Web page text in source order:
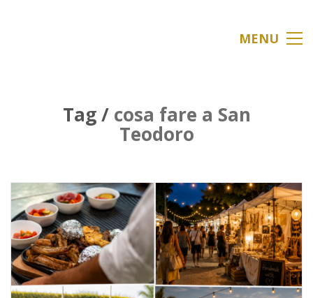
MENU
Tag / cosa fare a San
Teodoro